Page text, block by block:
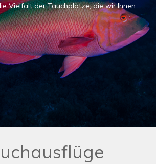
Vielfalt der Tauchplätze, die wir Ihnen